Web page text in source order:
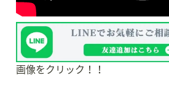
画像をクリック！！